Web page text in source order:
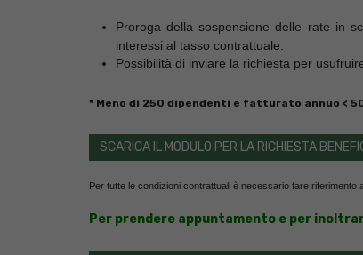
Proroga della sospensione delle rate in
interessi al tasso contrattuale.
Possibilità di inviare la richiesta per
* Meno di 250 dipendenti e fatturato annuo <
SCARICA IL MODULO PER LA RICHIESTA
Per tutte le condizioni contrattuali è necessario fare riferimento
Per prendere appuntamento e per